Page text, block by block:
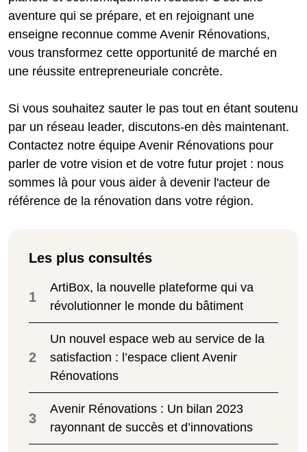
aventure qui se prépare, et en rejoignant une
enseigne reconnue comme Avenir Rénovations,
vous transformez cette opportunité de marché en
une réussite entrepreneuriale concrète.
Si vous souhaitez sauter le pas tout en étant soutenu
par un réseau leader, discutons-en dès maintenant.
Contactez notre équipe Avenir Rénovations pour
parler de votre vision et de votre futur projet : nous
sommes là pour vous aider à devenir l'acteur de
référence de la rénovation dans votre région.
Les plus consultés
1
ArtiBox, la nouvelle plateforme qui va
révolutionner le monde du bâtiment
2
Un nouvel espace web au service de la
satisfaction : l’espace client Avenir
Rénovations
3
Avenir Rénovations : Un bilan 2023
rayonnant de succès et d’innovations